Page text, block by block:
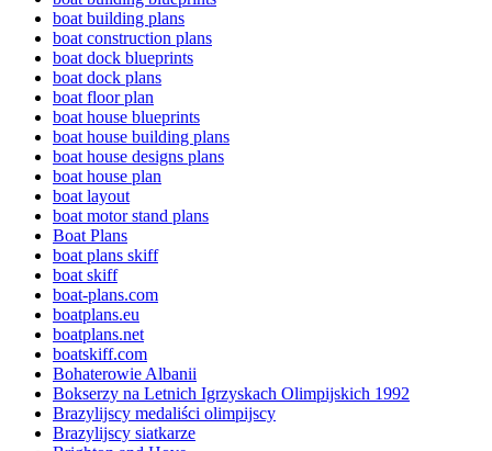
boat building plans
boat construction plans
boat dock blueprints
boat dock plans
boat floor plan
boat house blueprints
boat house building plans
boat house designs plans
boat house plan
boat layout
boat motor stand plans
Boat Plans
boat plans skiff
boat skiff
boat-plans.com
boatplans.eu
boatplans.net
boatskiff.com
Bohaterowie Albanii
Bokserzy na Letnich Igrzyskach Olimpijskich 1992
Brazylijscy medaliści olimpijscy
Brazylijscy siatkarze